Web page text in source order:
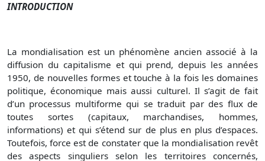
INTRODUCTION
La mondialisation est un phénomène ancien associé à la
diffusion du capitalisme et qui prend, depuis les années
1950, de nouvelles formes et touche à la fois les domaines
politique, économique mais aussi culturel. Il s’agit de fait
d’un processus multiforme qui se traduit par des flux de
toutes sortes (capitaux, marchandises, hommes,
informations) et qui s’étend sur de plus en plus d’espaces.
Toutefois, force est de constater que la mondialisation revêt
des aspects singuliers selon les territoires concernés,